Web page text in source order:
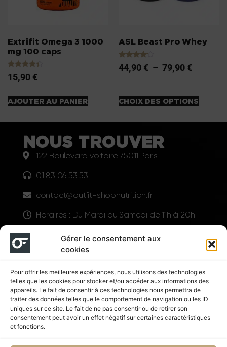
Gérer le consentement aux
cookies
Pour offrir les meilleures expériences, nous utilisons des technologies
telles que les cookies pour stocker et/ou accéder aux informations des
appareils. Le fait de consentir à ces technologies nous permettra de
traiter des données telles que le comportement de navigation ou les ID
uniques sur ce site. Le fait de ne pas consentir ou de retirer son
consentement peut avoir un effet négatif sur certaines caractéristiques
et fonctions.
Extrifit Omega 3 1000
mg 100 caps
Note
4.20
15,90 €
AJOUTER AU PANIER
ASL Beast Pro Whey
Note
4.00
44,90 € – 79,90 €
CHOIX DES OPTIONS
NOUS TROUVER
122 Boulevard voltaire 75011 Paris
01 83 06 53 53
contact@outfit-shopnutrition.fr
Horaires : Du Mardi au Samedi de 11h à 20h
LIENS UTILES
Suivez nous